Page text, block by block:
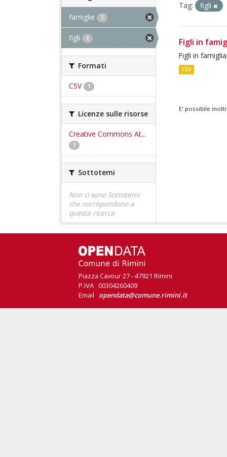
famiglie 1
figli 1
Formati
CSV 1
Licenze sulle risorse
Creative Commons At...
1
Sottotemi
Non ci sono Sottotemi
che corrispondono a
questa ricerca
Tag: figli
Figli in
Figli in
CSV
E' possibile
Piazza Cavour 27 - 47921 Rimini
P.IVA 00304260409
Email opendata@comune.rimini.it